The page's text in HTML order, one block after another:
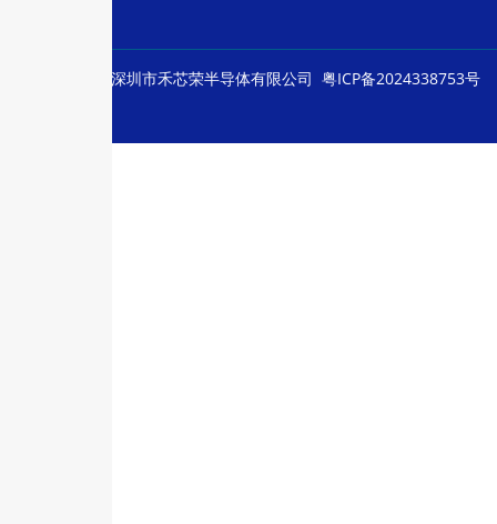
深圳市禾芯荣半导体有限公司 粤ICP备2024338753号